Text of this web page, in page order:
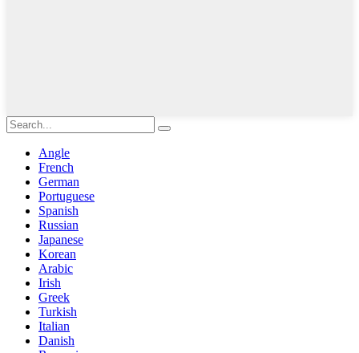
Angle
French
German
Portuguese
Spanish
Russian
Japanese
Korean
Arabic
Irish
Greek
Turkish
Italian
Danish